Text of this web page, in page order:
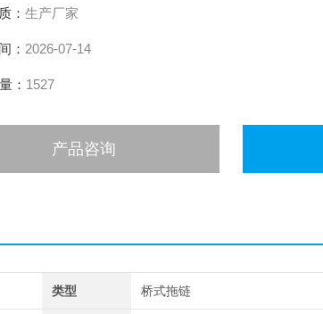
： 生产厂家
： 2026-07-14
： 1527
产品咨询
类型 桥式拖链